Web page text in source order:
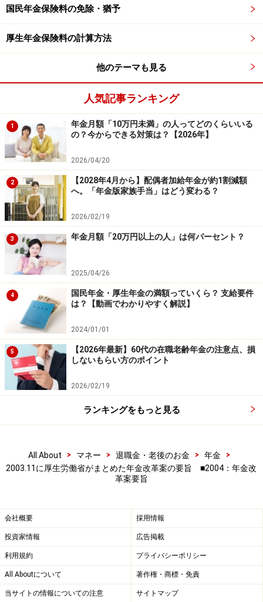
国民年金保険料の免除・猶予
厚生年金保険料の計算方法
他のテーマも見る
人気記事ランキング
1
年金月額「10万円未満」の人ってどのくらいいる
の？今からできる対策は？【2026年】
2026/04/20
2
【2028年4月から】配偶者加給年金が約1割減額
へ。「年金版家族手当」はどう変わる？
2026/02/19
3 年金月額「20万円以上の人」は何パーセント？
2025/04/26
4
国民年金・厚生年金の満額っていくら？ 支給要件
は？【動画でわかりやすく解説】
2024/01/01
5
【2026年最新】60代の在職老齢年金の注意点、損
しないもらい方のポイント
2026/02/19
ランキングをもっと見る
All About > マネー > 退職金・老後のお金 > 年金
>
2003.11に厚生労働省がまとめた年金改革案の要旨 ■2004：年金改
革案要旨
会社概要 採用情報
投資家情報 広告掲載
利用規約 プライバシーポリシー
All Aboutについて 著作権・商標・免責
当サイトの情報についての注意 サイトマップ